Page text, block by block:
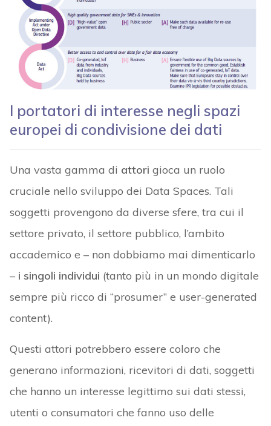
I portatori di interesse negli spazi
europei di condivisione dei dati
Una vasta gamma di attori gioca un ruolo
cruciale nello sviluppo dei Data Spaces. Tali
soggetti provengono da diverse sfere, tra cui il
settore privato, il settore pubblico, l’ambito
accademico e – non dobbiamo mai dimenticarlo
– i singoli individui (tanto più in un mondo digitale
sempre più ricco di “prosumer” e user-generated
content).
Questi attori potrebbero essere coloro che
generano informazioni, ricevitori di dati, soggetti
che hanno un interesse legittimo sui dati stessi,
utenti o consumatori che fanno uso delle